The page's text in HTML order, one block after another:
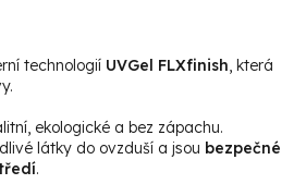
technologií UVGel FLXfinish, která
ekologické a bez zápachu.
látky do ovzduší a jsou bezpečné
.